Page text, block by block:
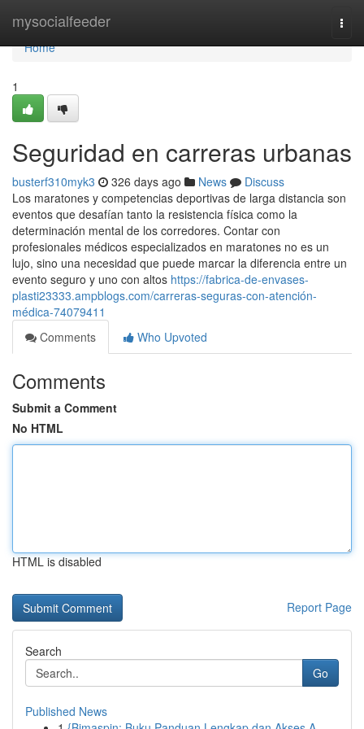
mysocialfeeder
Home
Home
1
Seguridad en carreras urbanas
busterf310myk3 326 days ago News
Discuss
Los maratones y competencias deportivas de larga distancia son
eventos que desafían tanto la resistencia física como la
determinación mental de los corredores. Contar con
profesionales médicos especializados en maratones no es un
lujo, sino una necesidad que puede marcar la diferencia entre un
evento seguro y uno con altos https://fabrica-de-envases-
plasti23333.ampblogs.com/carreras-seguras-con-atención-
médica-74079411
Comments
Who Upvoted
Comments
Submit a Comment
No HTML
HTML is disabled
Report Page
Search
Go
Published News